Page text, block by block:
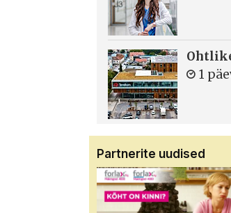
1
Partnerite uudised